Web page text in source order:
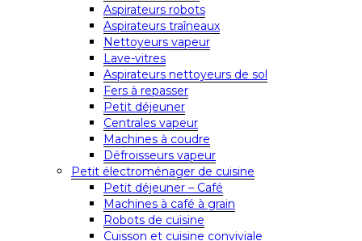
Aspirateurs robots
Aspirateurs traîneaux
Nettoyeurs vapeur
Lave-vitres
Aspirateurs nettoyeurs de sol
Fers à repasser
Petit déjeuner
Centrales vapeur
Machines à coudre
Défroisseurs vapeur
Petit électroménager de cuisine
Petit déjeuner – Café
Machines à café à grain
Robots de cuisine
Cuisson et cuisine conviviale